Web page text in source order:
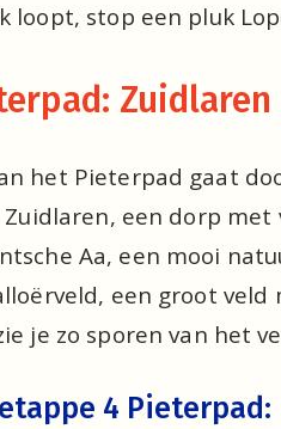
loopt, stop een pluk
het Pieterpad gaat
een dorp
Aa, een mooi
een groot
je zo sporen van het
4 Pieterpad: